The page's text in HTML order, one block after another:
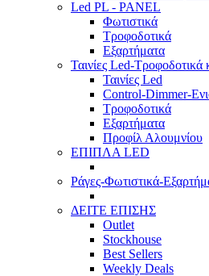
Led PL - PANEL
Φωτιστικά
Τροφοδοτικά
Εξαρτήματα
Ταινίες Led-Τροφοδοτικά
Ταινίες Led
Control-Dimmer-
Τροφοδοτικά
Εξαρτήματα
Προφίλ Αλουμνίου
ΕΠΙΠΛΑ LED
Ράγες-Φωτιστικά-
ΔΕΙΤΕ ΕΠΙΣΗΣ
Outlet
Stockhouse
Best Sellers
Weekly Deals